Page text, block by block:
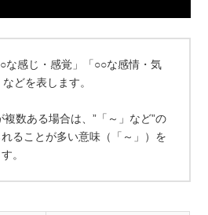
な感じ・感覚」「○○な感情・気
どを表します。
数ある場合は、”「～」など”の
ることが多い意味（「～」）を
。